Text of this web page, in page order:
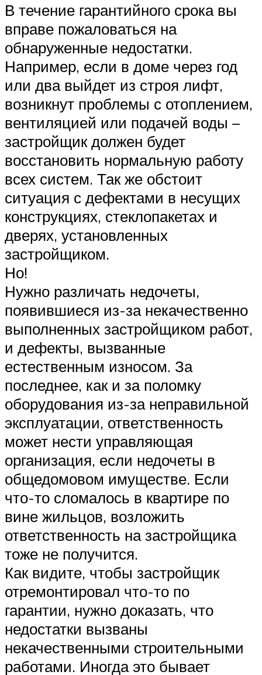
В течение гарантийного срока вы
вправе пожаловаться на
обнаруженные недостатки.
Например, если в доме через год
или два выйдет из строя лифт,
возникнут проблемы с отоплением,
вентиляцией или подачей воды –
застройщик должен будет
восстановить нормальную работу
всех систем. Так же обстоит
ситуация с дефектами в несущих
конструкциях, стеклопакетах и
дверях, установленных
застройщиком.
Но!
Нужно различать недочеты,
появившиеся из-за некачественно
выполненных застройщиком работ,
и дефекты, вызванные
естественным износом. За
последнее, как и за поломку
оборудования из-за неправильной
эксплуатации, ответственность
может нести управляющая
организация, если недочеты в
общедомовом имуществе. Если
что-то сломалось в квартире по
вине жильцов, возложить
ответственность на застройщика
тоже не получится.
Как видите, чтобы застройщик
отремонтировал что-то по
гарантии, нужно доказать, что
недостатки вызваны
некачественными строительными
работами. Иногда это бывает